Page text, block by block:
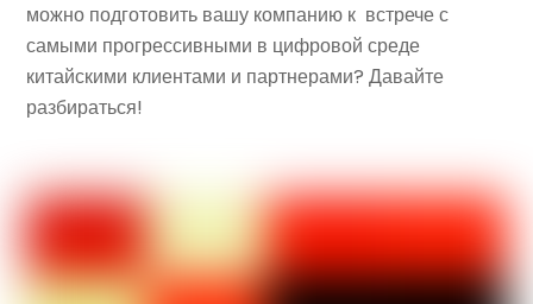
можно подготовить вашу компанию к встрече с
самыми прогрессивными в цифровой среде
китайскими клиентами и партнерами? Давайте
разбираться!